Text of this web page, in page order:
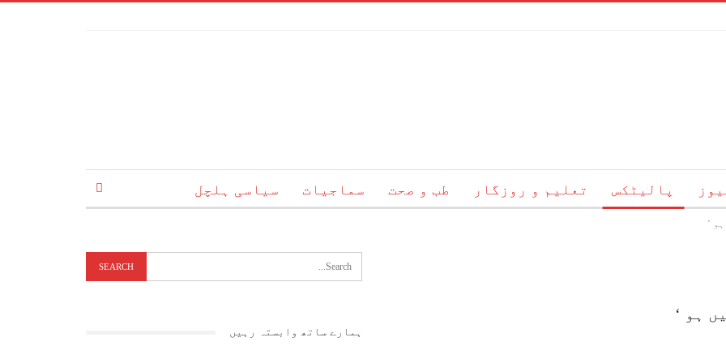
پالیٹکس تعلیم و روزگار طب و صحت سماجیات سیاسی ہلچل
‘
ہو ‘
ہمارے ساتھ وابستہ رہیں